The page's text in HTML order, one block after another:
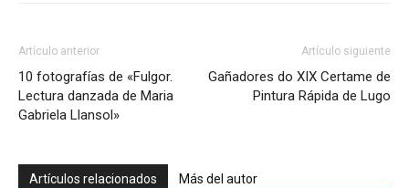
Artículo anterior
10 fotografías de «Fulgor.
Lectura danzada de Maria
Gabriela Llansol»
Artículo siguiente
Gañadores do XIX Certame de
Pintura Rápida de Lugo
Artículos relacionados Más del autor